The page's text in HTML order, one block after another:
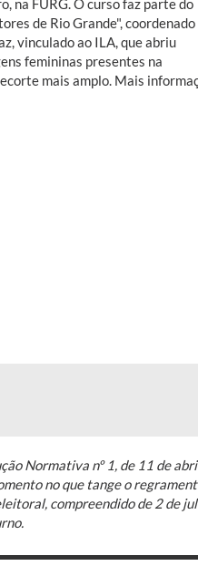
de Rio Grande", coordenado
vinculado ao ILA, que abriu
femininas presentes na
mais amplo. Mais
Normativa nº 1, de 11 de
no que tange o
compreendido de 2 de